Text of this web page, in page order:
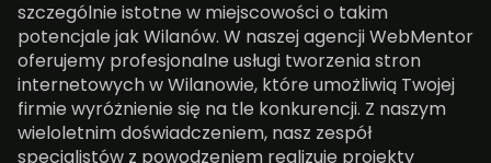
szczególnie istotne w miejscowości o takim
potencjale jak Wilanów. W naszej agencji WebMentor
oferujemy profesjonalne usługi tworzenia stron
internetowych w Wilanowie, które umożliwią Twojej
firmie wyróżnienie się na tle konkurencji. Z naszym
wieloletnim doświadczeniem, nasz zespół
specjalistów z powodzeniem realizuje projekty